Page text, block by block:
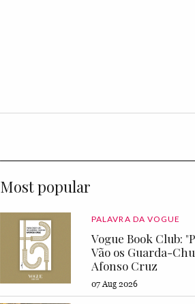
Most popular
PALAVRA DA VOGUE
Vogue Book Club:
Vão os Guarda-
Afonso Cruz
07 Aug 2026